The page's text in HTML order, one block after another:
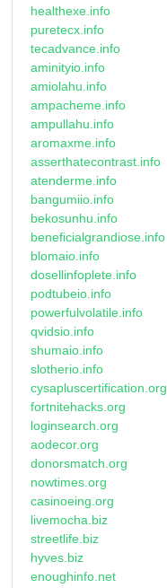
healthexe.info
puretecx.info
tecadvance.info
aminityio.info
amiolahu.info
ampacheme.info
ampullahu.info
aromaxme.info
asserthatecontrast.info
atenderme.info
bangumiio.info
bekosunhu.info
beneficialgrandiose.info
blomaio.info
dosellinfoplete.info
podtubeio.info
powerfulvolatile.info
qvidsio.info
shumaio.info
slotherio.info
cysapluscertification.org
fortnitehacks.org
loginsearch.org
aodecor.org
donorsmatch.org
nowtimes.org
casinoeing.org
livemocha.biz
streetlife.biz
hyves.biz
enoughinfo.net